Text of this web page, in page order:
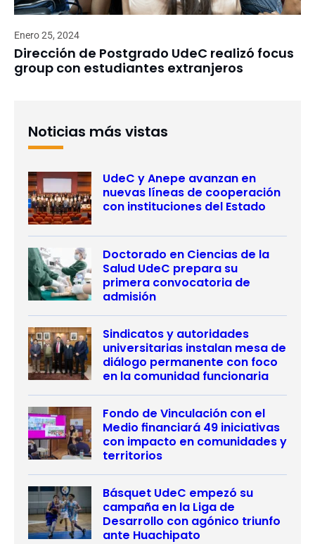
Enero 25, 2024
Dirección de Postgrado UdeC realizó focus
group con estudiantes extranjeros
Noticias más vistas
UdeC y Anepe avanzan en
nuevas líneas de cooperación
con instituciones del Estado
Doctorado en Ciencias de la
Salud UdeC prepara su
primera convocatoria de
admisión
Sindicatos y autoridades
universitarias instalan mesa de
diálogo permanente con foco
en la comunidad funcionaria
Fondo de Vinculación con el
Medio financiará 49 iniciativas
con impacto en comunidades y
territorios
Básquet UdeC empezó su
campaña en la Liga de
Desarrollo con agónico triunfo
ante Huachipato